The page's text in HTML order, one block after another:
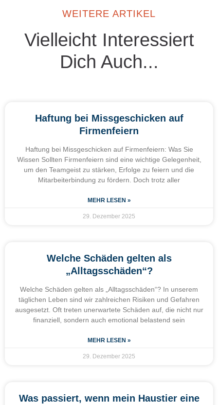
WEITERE ARTIKEL
Vielleicht Interessiert
Dich Auch...
Haftung bei Missgeschicken auf
Firmenfeiern
Haftung bei Missgeschicken auf Firmenfeiern: Was Sie
Wissen Sollten Firmenfeiern sind eine wichtige Gelegenheit,
um den Teamgeist zu stärken, Erfolge zu feiern und die
Mitarbeiterbindung zu fördern. Doch trotz aller
MEHR LESEN »
29. Dezember 2025
Welche Schäden gelten als
„Alltagsschäden“?
Welche Schäden gelten als „Alltagsschäden“? In unserem
täglichen Leben sind wir zahlreichen Risiken und Gefahren
ausgesetzt. Oft treten unerwartete Schäden auf, die nicht nur
finanziell, sondern auch emotional belastend sein
MEHR LESEN »
29. Dezember 2025
Was passiert, wenn mein Haustier eine